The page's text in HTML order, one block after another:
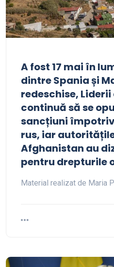
A fost 17 mai în
dintre Spania și
redeschise,
continuă să se
sancțiuni
rus, iar
Afghanistan au
pentru drepturile
Material realizat de Maria